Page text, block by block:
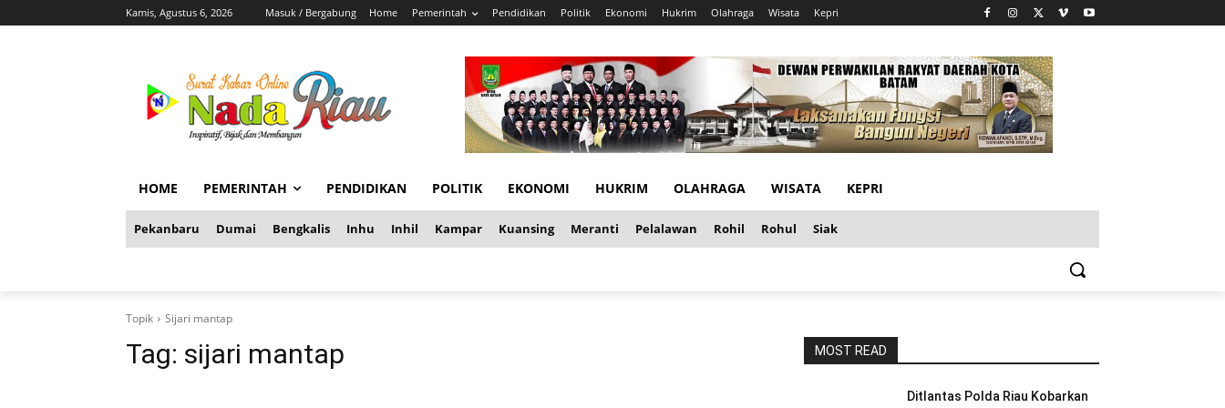
Kamis, Agustus 6, 2026 Masuk / Bergabung Home Pemerintah Pendidikan Politik Ekonomi Hukrim Olahraga Wisata Kepri
HOME PEMERINTAH PENDIDIKAN POLITIK EKONOMI HUKRIM OLAHRAGA WISATA KEPRI
Pekanbaru Dumai Bengkalis Inhu Inhil Kampar Kuansing Meranti Pelalawan Rohil Rohul Siak
Topik Sijari mantap
Tag: sijari mantap MOST READ
Ditlantas Polda Riau Kobarkan